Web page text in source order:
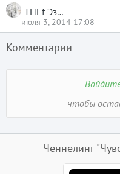
THEf Эзотерика
июля 3, 2014 17:08
Комментарии
чтобы
Ченнелинг